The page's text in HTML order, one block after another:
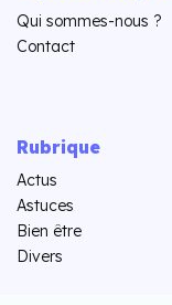
Qui sommes-nous ?
Contact
Rubrique
Actus
Astuces
Bien être
Divers